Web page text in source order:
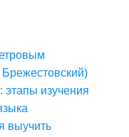
Брежестовский)
этапы изучения
выучить